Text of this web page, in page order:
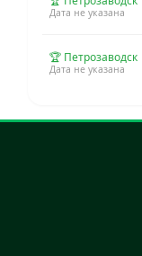
Дата не указана
🏆 Петрозаводск
Дата не указана